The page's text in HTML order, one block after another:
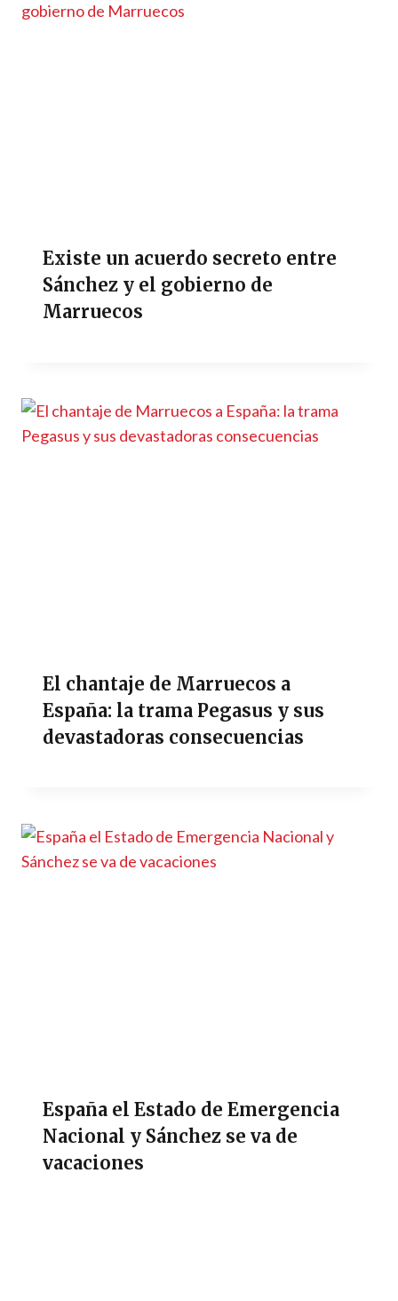
Existe un acuerdo secreto entre
Sánchez y el gobierno de
Marruecos
El chantaje de Marruecos a
España: la trama Pegasus y sus
devastadoras consecuencias
España el Estado de Emergencia
Nacional y Sánchez se va de
vacaciones